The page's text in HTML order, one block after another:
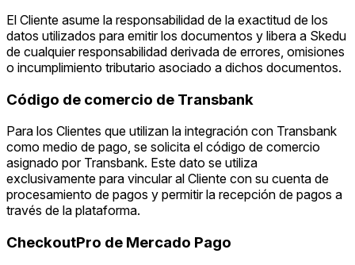
El Cliente asume la responsabilidad de la exactitud de los
datos utilizados para emitir los documentos y libera a Skedu
de cualquier responsabilidad derivada de errores, omisiones
o incumplimiento tributario asociado a dichos documentos.
Código de comercio de Transbank
Para los Clientes que utilizan la integración con Transbank
como medio de pago, se solicita el código de comercio
asignado por Transbank. Este dato se utiliza
exclusivamente para vincular al Cliente con su cuenta de
procesamiento de pagos y permitir la recepción de pagos a
través de la plataforma.
CheckoutPro de Mercado Pago